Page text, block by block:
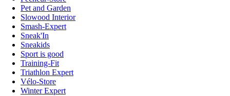
Pet and Garden
Slowood Interior
Smash-Expert
Sneak'In
Sneakids
Sport is good
Training-Fit
Triathlon Expert
Vélo-Store
Winter Expert